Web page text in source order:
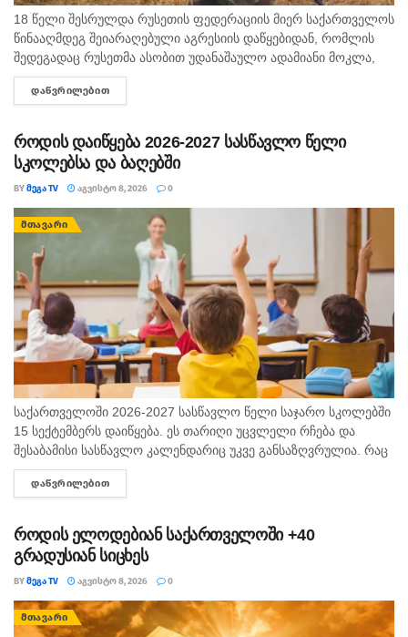
18 წელი შესრულდა რუსეთის ფედერაციის მიერ საქართველოს
წინააღმდეგ შეიარაღებული აგრესიის დაწყებიდან, რომლის
შედეგადაც რუსეთმა ასობით უდანაშაულო ადამიანი მოკლა,
დაიპყრო აფხაზეთი და ცხინვალის რეგიონი. ამ სტატიაში
აგვისტოს გმირი გოგიტა მაკრახიძის შესახებ...
ᲓᲐᲬᲕᲠᲘᲚᲔᲑᲘᲗ
როდის დაიწყება 2026-2027 სასწავლო წელი
სკოლებსა და ბაღებში
BYᲛᲔᲒᲐ TV ᲐᲒᲕᲘᲡᲢᲝ 8, 2026 0
ᲛᲗᲐᲕᲐᲠᲘ
საქართველოში 2026-2027 სასწავლო წელი საჯარო სკოლებში
15 სექტემბერს დაიწყება. ეს თარიღი უცვლელი რჩება და
შესაბამისი სასწავლო კალენდარიც უკვე განსაზღვრულია. რაც
შეეხება საბავშვო ბაღებს, სასწავლო-სააღმზრდელო პროცესი
ასევე 15 სექტემბრიდან განახლდება. თბილისის...
ᲓᲐᲬᲕᲠᲘᲚᲔᲑᲘᲗ
როდის ელოდებიან საქართველოში +40
გრადუსიან სიცხეს
BYᲛᲔᲒᲐ TV ᲐᲒᲕᲘᲡᲢᲝ 8, 2026 0
ᲛᲗᲐᲕᲐᲠᲘ